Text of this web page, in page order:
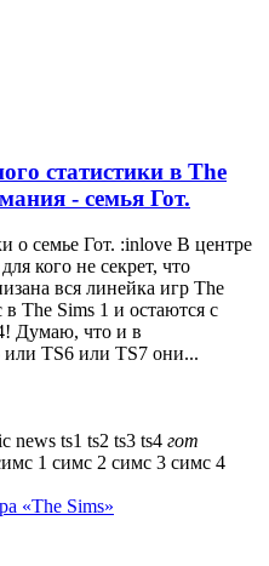
статистики в The
- семья Гот.
о семье Гот. :inlove В центре
кого не секрет, что
вся линейка игр The
The Sims 1 и остаются с
Думаю, что и в
TS6 или TS7 они...
news ts1 ts2 ts3 ts4 гот
1 симс 2 симс 3 симс 4
«The Sims»